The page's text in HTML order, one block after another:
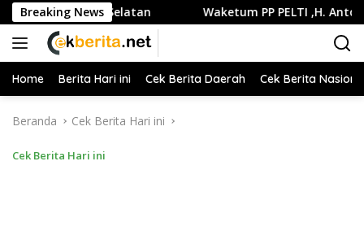
Langsung
ke
konten
Breaking News
Jakarta Selatan Waketum PP PELTI ,H. Anton
Home Berita Hari ini Cek Berita Daerah Cek Berita
Beranda Cek Berita Hari ini
Cek Berita Hari ini